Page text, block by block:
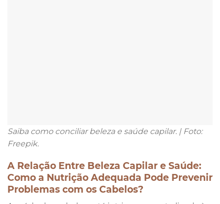
Saiba como conciliar beleza e saúde capilar. | Foto:
Freepik.
A Relação Entre Beleza Capilar e Saúde:
Como a Nutrição Adequada Pode Prevenir
Problemas com os Cabelos?